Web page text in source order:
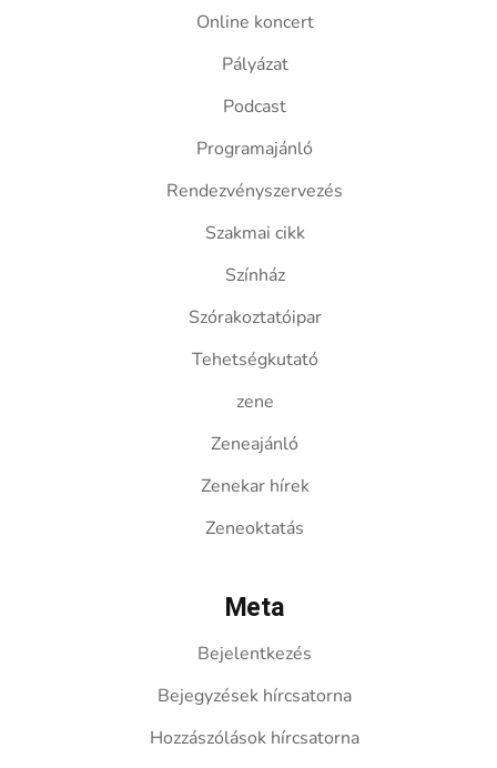
Online koncert
Pályázat
Podcast
Programajánló
Rendezvényszervezés
Szakmai cikk
Színház
Szórakoztatóipar
Tehetségkutató
zene
Zeneajánló
Zenekar hírek
Zeneoktatás
Meta
Bejelentkezés
Bejegyzések hírcsatorna
Hozzászólások hírcsatorna